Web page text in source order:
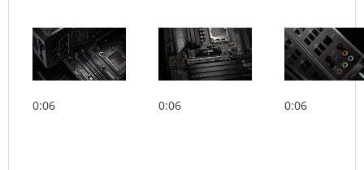
0:06 0:06 0:06